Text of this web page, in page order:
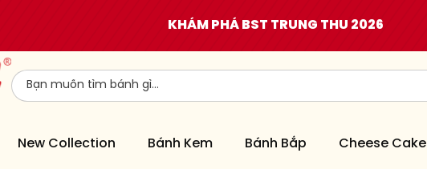
KHÁM PHÁ BST TRUNG THU 2026
New Collection Bánh Kem Bánh Bắp Cheese Cake